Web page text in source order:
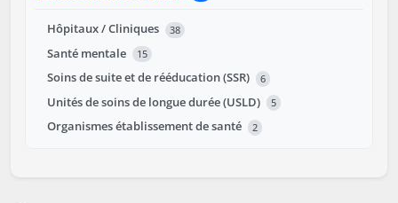
Hôpitaux / Cliniques 38
Santé mentale 15
Soins de suite et de rééducation (SSR) 6
Unités de soins de longue durée (USLD) 5
Organismes établissement de santé 2